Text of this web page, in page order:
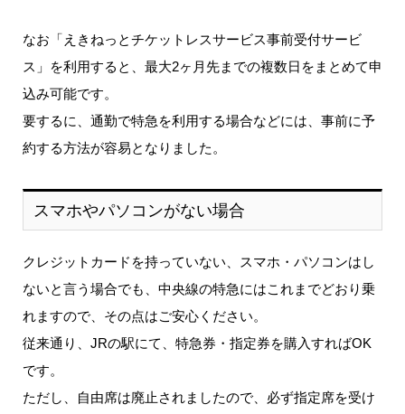
なお「えきねっとチケットレスサービス事前受付サービ
ス」を利用すると、最大2ヶ月先までの複数日をまとめて申
込み可能です。
要するに、通勤で特急を利用する場合などには、事前に予
約する方法が容易となりました。
スマホやパソコンがない場合
クレジットカードを持っていない、スマホ・パソコンはし
ないと言う場合でも、中央線の特急にはこれまでどおり乗
れますので、その点はご安心ください。
従来通り、JRの駅にて、特急券・指定券を購入すればOK
です。
ただし、自由席は廃止されましたので、必ず指定席を受け